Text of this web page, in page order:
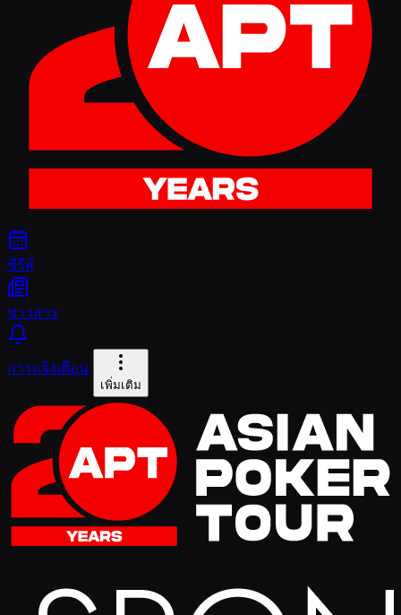
ซีรีส์
ข่าวสาร
การแจ้งเตือน
เพิ่มเติม